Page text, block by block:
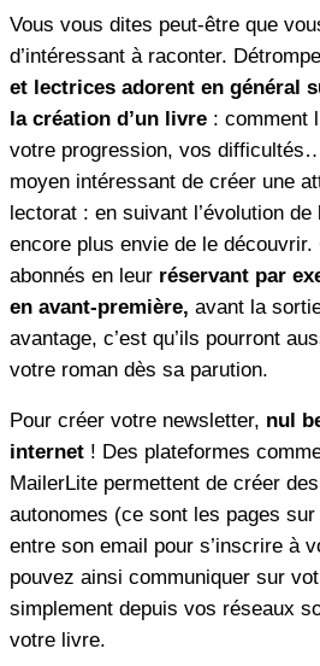
Vous vous dites peut-être que
d’intéressant à raconter.
et lectrices adorent en général
la création d’un livre : comment
votre progression, vos
moyen intéressant de créer une
lectorat : en suivant l’évolution de
encore plus envie de le
abonnés en leur réservant par
en avant-première, avant la
avantage, c’est qu’ils pourront
votre roman dès sa parution.
Pour créer votre newsletter, nul
internet ! Des plateformes
MailerLite permettent de créer
autonomes (ce sont les pages sur
entre son email pour s’inscrire à
pouvez ainsi communiquer sur
simplement depuis vos réseaux
votre livre.